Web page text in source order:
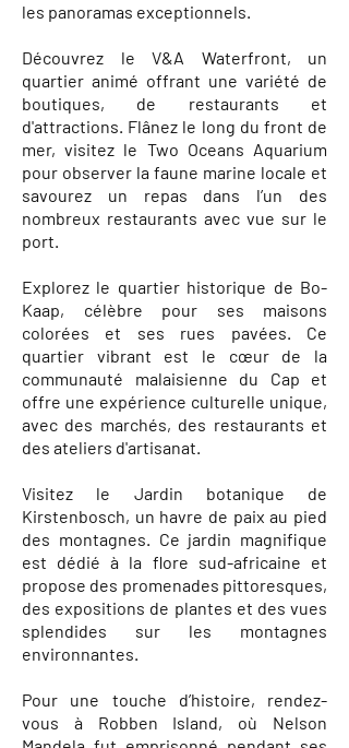
les panoramas exceptionnels.
Découvrez le V&A Waterfront, un
quartier animé offrant une variété de
boutiques, de restaurants et
d'attractions. Flânez le long du front de
mer, visitez le Two Oceans Aquarium
pour observer la faune marine locale et
savourez un repas dans l’un des
nombreux restaurants avec vue sur le
port.
Explorez le quartier historique de Bo-
Kaap, célèbre pour ses maisons
colorées et ses rues pavées. Ce
quartier vibrant est le cœur de la
communauté malaisienne du Cap et
offre une expérience culturelle unique,
avec des marchés, des restaurants et
des ateliers d'artisanat.
Visitez le Jardin botanique de
Kirstenbosch, un havre de paix au pied
des montagnes. Ce jardin magnifique
est dédié à la flore sud-africaine et
propose des promenades pittoresques,
des expositions de plantes et des vues
splendides sur les montagnes
environnantes.
Pour une touche d’histoire, rendez-
vous à Robben Island, où Nelson